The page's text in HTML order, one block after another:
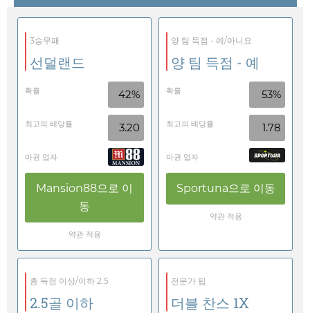
3승무패
선덜랜드
확률 42%
최고의 배당률 3.20
마권 업자
Mansion88으로 이
동
약관 적용
양 팀 득점 - 예/아니요
양 팀 득점 - 예
확률 53%
최고의 배당률 1.78
마권 업자
Sportuna으로 이동
약관 적용
총 득점 이상/이하 2.5
2.5골 이하
전문가 팁
더블 찬스 1X